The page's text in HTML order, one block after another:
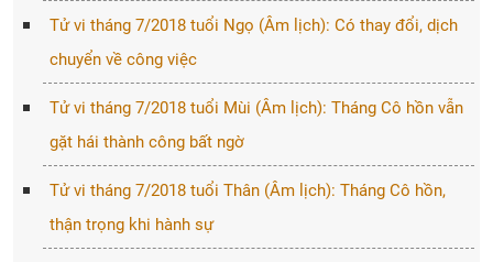
Tử vi tháng 7/2018 tuổi Ngọ (Âm lịch): Có thay đổi, dịch
chuyển về công việc
Tử vi tháng 7/2018 tuổi Mùi (Âm lịch): Tháng Cô hồn vẫn
gặt hái thành công bất ngờ
Tử vi tháng 7/2018 tuổi Thân (Âm lịch): Tháng Cô hồn,
thận trọng khi hành sự